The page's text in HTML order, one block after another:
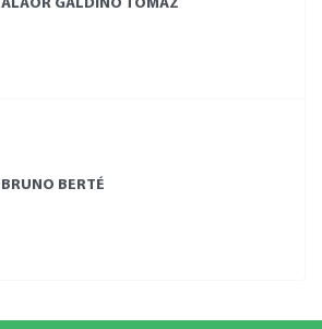
ALAOR GALDINO TOMAZ
BRUNO BERTÉ